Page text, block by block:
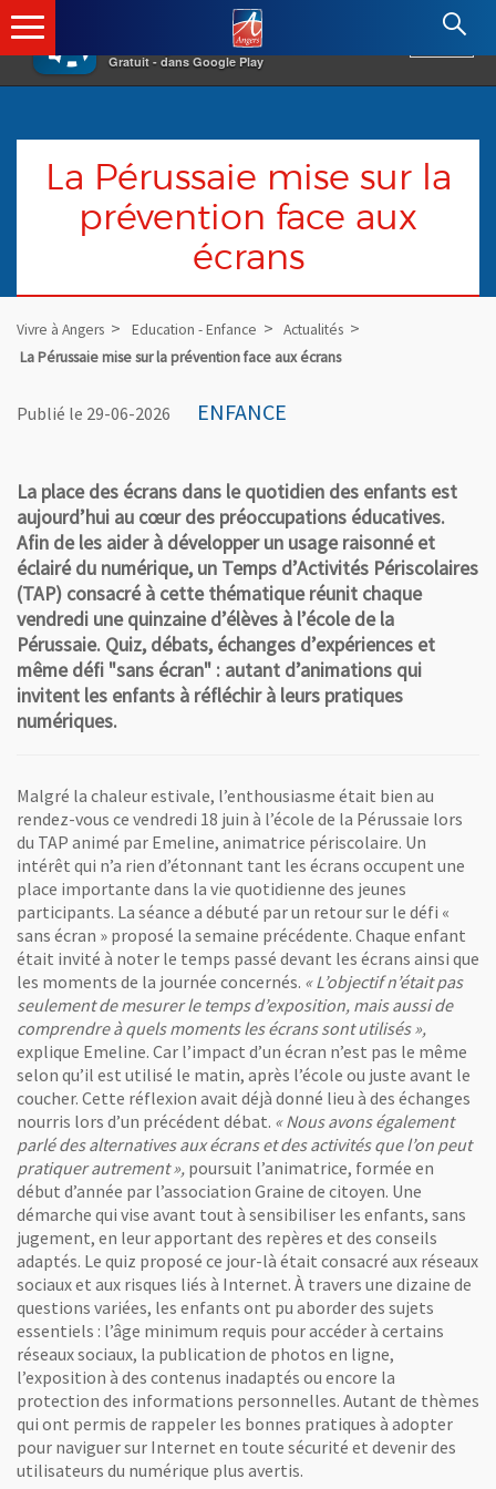
×
Gratuit - dans Google Play
Angers.fr : Retour à l'accueil
La Pérussaie mise sur la
prévention face aux
écrans
Vivre à Angers Education - Enfance
Actualités
La Pérussaie mise sur la prévention face aux écrans
Publié le 29-06-2026 ENFANCE
La place des écrans dans le quotidien des enfants est
aujourd’hui au cœur des préoccupations éducatives.
Afin de les aider à développer un usage raisonné et
éclairé du numérique, un Temps d’Activités Périscolaires
(TAP) consacré à cette thématique réunit chaque
vendredi une quinzaine d’élèves à l’école de la
Pérussaie. Quiz, débats, échanges d’expériences et
même défi "sans écran" : autant d’animations qui
invitent les enfants à réfléchir à leurs pratiques
numériques.
Malgré la chaleur estivale, l’enthousiasme était bien au
rendez-vous ce vendredi 18 juin à l’école de la Pérussaie lors
du TAP animé par Emeline, animatrice périscolaire. Un
intérêt qui n’a rien d’étonnant tant les écrans occupent une
place importante dans la vie quotidienne des jeunes
participants. La séance a débuté par un retour sur le défi «
sans écran » proposé la semaine précédente. Chaque enfant
était invité à noter le temps passé devant les écrans ainsi que
les moments de la journée concernés. « L’objectif n’était pas
seulement de mesurer le temps d’exposition, mais aussi de
comprendre à quels moments les écrans sont utilisés »,
explique Emeline. Car l’impact d’un écran n’est pas le même
selon qu’il est utilisé le matin, après l’école ou juste avant le
coucher. Cette réflexion avait déjà donné lieu à des échanges
nourris lors d’un précédent débat. « Nous avons également
parlé des alternatives aux écrans et des activités que l’on peut
pratiquer autrement », poursuit l’animatrice, formée en
début d’année par l’association Graine de citoyen. Une
démarche qui vise avant tout à sensibiliser les enfants, sans
jugement, en leur apportant des repères et des conseils
adaptés. Le quiz proposé ce jour-là était consacré aux réseaux
sociaux et aux risques liés à Internet. À travers une dizaine de
questions variées, les enfants ont pu aborder des sujets
essentiels : l’âge minimum requis pour accéder à certains
réseaux sociaux, la publication de photos en ligne,
l’exposition à des contenus inadaptés ou encore la
protection des informations personnelles. Autant de thèmes
qui ont permis de rappeler les bonnes pratiques à adopter
pour naviguer sur Internet en toute sécurité et devenir des
utilisateurs du numérique plus avertis.